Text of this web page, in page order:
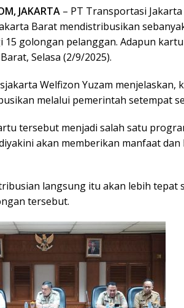
JAKARTA – PT Transportasi
Barat mendistribusikan
15 golongan pelanggan. Adapun
Selasa (2/9/2025).
Welfizon Yuzam
melalui pemerintah setempat
tersebut menjadi salah satu
akan memberikan manfaat
langsung itu akan lebih tepat
tersebut.